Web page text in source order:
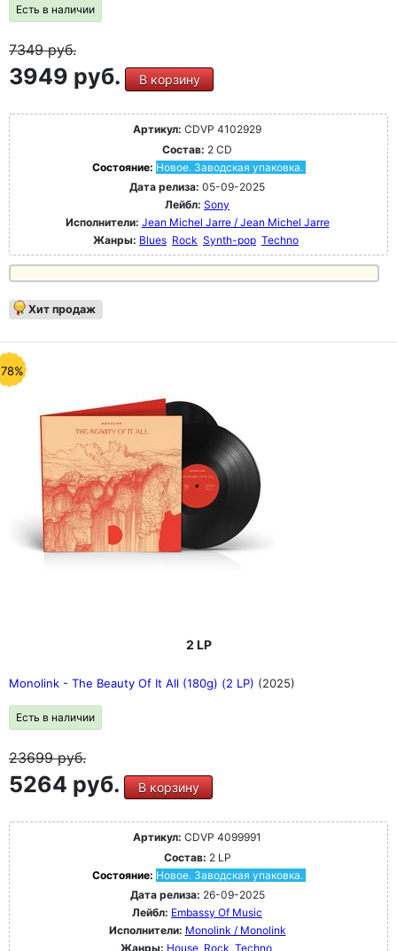
Есть в наличии
7349руб.
3949 руб. В корзину
Артикул: CDVP 4102929
Состав: 2 CD
Состояние: Новое. Заводская упаковка.
Дата релиза: 05-09-2025
Лейбл: Sony
Исполнители: Jean Michel Jarre / Jean Michel Jarre
Жанры: Blues Rock Synth-pop Techno
Хит продаж
2 LP
Monolink - The Beauty Of It All (180g) (2 LP) (2025)
Есть в наличии
23699руб.
5264 руб. В корзину
Артикул: CDVP 4099991
Состав: 2 LP
Состояние: Новое. Заводская упаковка.
Дата релиза: 26-09-2025
Лейбл: Embassy Of Music
Исполнители: Monolink / Monolink
Жанры: House Rock Techno